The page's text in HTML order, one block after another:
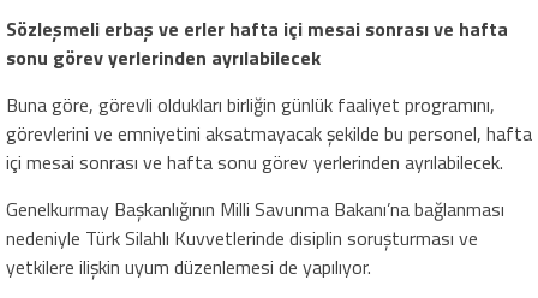
Sözleşmeli erbaş ve erler hafta içi mesai sonrası ve hafta
sonu görev yerlerinden ayrılabilecek
Buna göre, görevli oldukları birliğin günlük faaliyet programını,
görevlerini ve emniyetini aksatmayacak şekilde bu personel, hafta
içi mesai sonrası ve hafta sonu görev yerlerinden ayrılabilecek.
Genelkurmay Başkanlığının Milli Savunma Bakanı’na bağlanması
nedeniyle Türk Silahlı Kuvvetlerinde disiplin soruşturması ve
yetkilere ilişkin uyum düzenlemesi de yapılıyor.